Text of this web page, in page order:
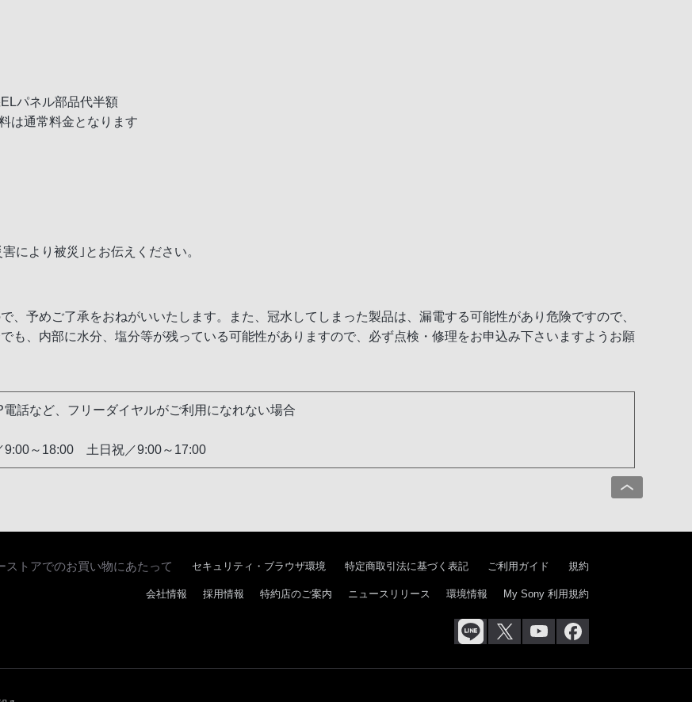
パネル部品代半額
は通常料金となります
により被災｣とお伝えください。
、予めご了承をおねがいいたします。また、冠水してしまった製品は、漏電する可能性があり危険ですので、
も、内部に水分、塩分等が残っている可能性がありますので、必ず点検・修理をお申込み下さいますようお願
話など、フリーダイヤルがご利用になれない場合
～18:00 土日祝／9:00～17:00
ストアでのお買い物にあたって セキュリティ・ブラウザ環境 特定商取引法に基づく表記 ご利用ガイド 規約
会社情報 採用情報 特約店のご案内 ニュースリリース 環境情報 My Sony 利用規約